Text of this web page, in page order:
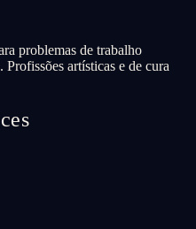
problemas de trabalho
artísticas e de cura